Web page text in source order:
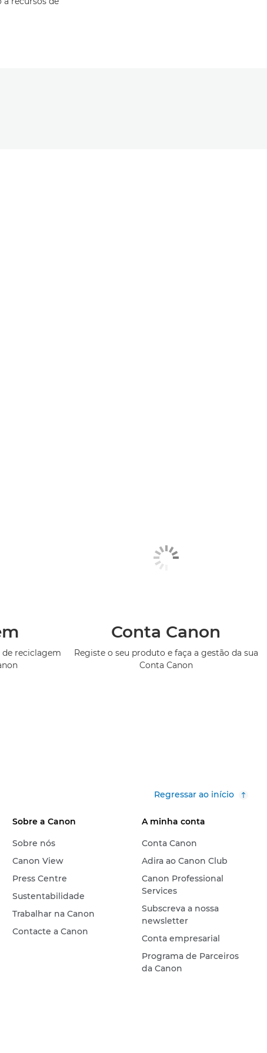
de reciclagem
Conta Canon
Registe o seu produto e faça a gestão da sua
Conta Canon
Regressar ao início
Sobre a Canon
Sobre nós
Canon View
Press Centre
Sustentabilidade
Trabalhar na Canon
Contacte a Canon
A minha conta
Conta Canon
Adira ao Canon Club
Canon Professional
Services
Subscreva a nossa
newsletter
Conta empresarial
Programa de Parceiros
da Canon